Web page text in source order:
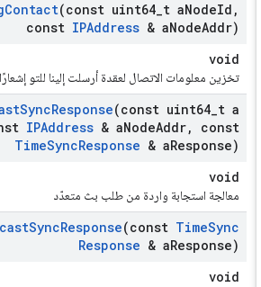
Contact(const uint64 _ t aNodeId
constIPAddress & aNodeAddr)
void
تخزين معلومات الاتصال لعقدة أرسلت إلينا للتو إشعارًا
SyncResponse(const uint64 _ t a
IPAddress & aNodeAddr
const
TimeSyncResponse & aResponse)
void
معالجة استجابة واردة من طلب بث متعدّد
SyncResponse(constTimeSync
Response & aResponse)
void